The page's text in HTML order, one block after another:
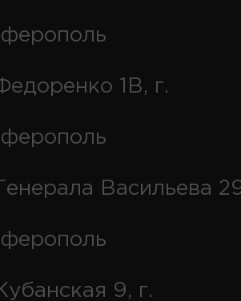
1В, г.
Васильева
9, г.